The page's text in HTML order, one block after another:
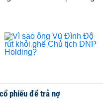
phiếu để trả nợ